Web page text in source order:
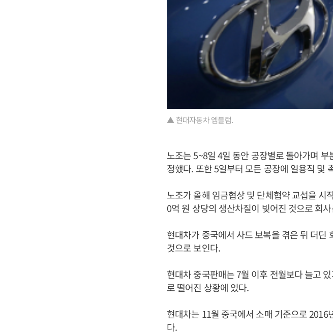
▲ 현대자동차 엠블럼.
노조는 5~8일 4일 동안 공장별로 돌아가며
정했다. 또한 5일부터 모든 공장에 일용직 및
노조가 올해 임금협상 및 단체협약 교섭을
0억 원 상당의 생산차질이 빚어진 것으로 회
현대차가 중국에서 사드 보복을 겪은 뒤 더딘
것으로 보인다.
현대차 중국판매는 7월 이후 전월보다 늘고
로 떨어진 상황에 있다.
현대차는 11월 중국에서 소매 기준으로
다.